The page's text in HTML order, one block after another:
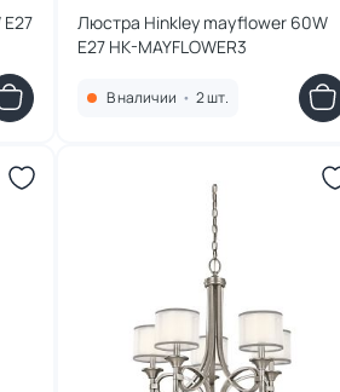
Люстра Hinkley mayflower 60W
E27 HK-MAYFLOWER3
В наличии • 2 шт.